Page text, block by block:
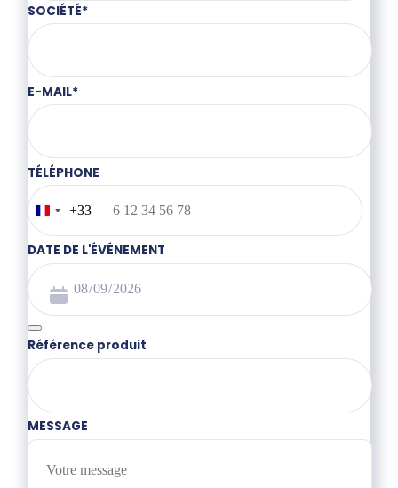
SOCIÉTÉ*
E-MAIL*
TÉLÉPHONE
France+33
DATE DE L'ÉVÉNEMENT
Référence produit
MESSAGE